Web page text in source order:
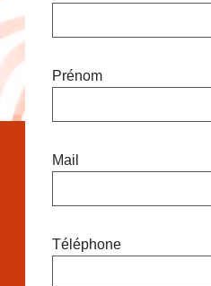
Prénom
Mail
Téléphone